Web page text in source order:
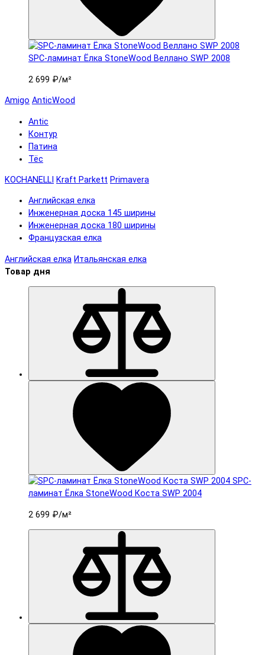
SPC-ламинат Ëлка StoneWood Веллано SWP 2008
2 699 ₽/м²
Amigo AnticWood
Antic
Контур
Патина
Тёс
KOCHANELLI Kraft Parkett Primavera
Английская елка
Инженерная доска 145 ширины
Инженерная доска 180 ширины
Французская елка
Английская елка Итальянская елка
Товар дня
SPC-
ламинат Ëлка StoneWood Коста SWP 2004
2 699 ₽/м²